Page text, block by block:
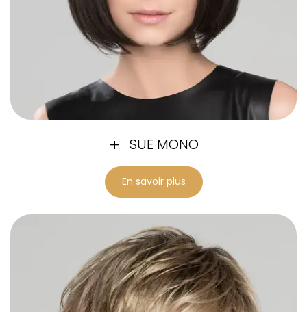
SUE MONO
En savoir plus